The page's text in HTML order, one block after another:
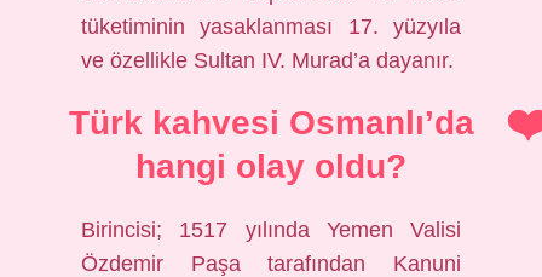
tüketiminin yasaklanması 17. yüzyıla
ve özellikle Sultan IV. Murad’a dayanır.
Türk kahvesi Osmanlı’da
hangi olay oldu?
Birincisi; 1517 yılında Yemen Valisi
Özdemir Paşa tarafından Kanuni